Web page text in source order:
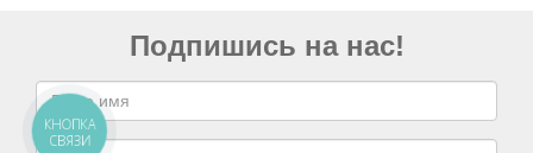
Подпишись на нас!
КНОПКА
СВЯЗИ